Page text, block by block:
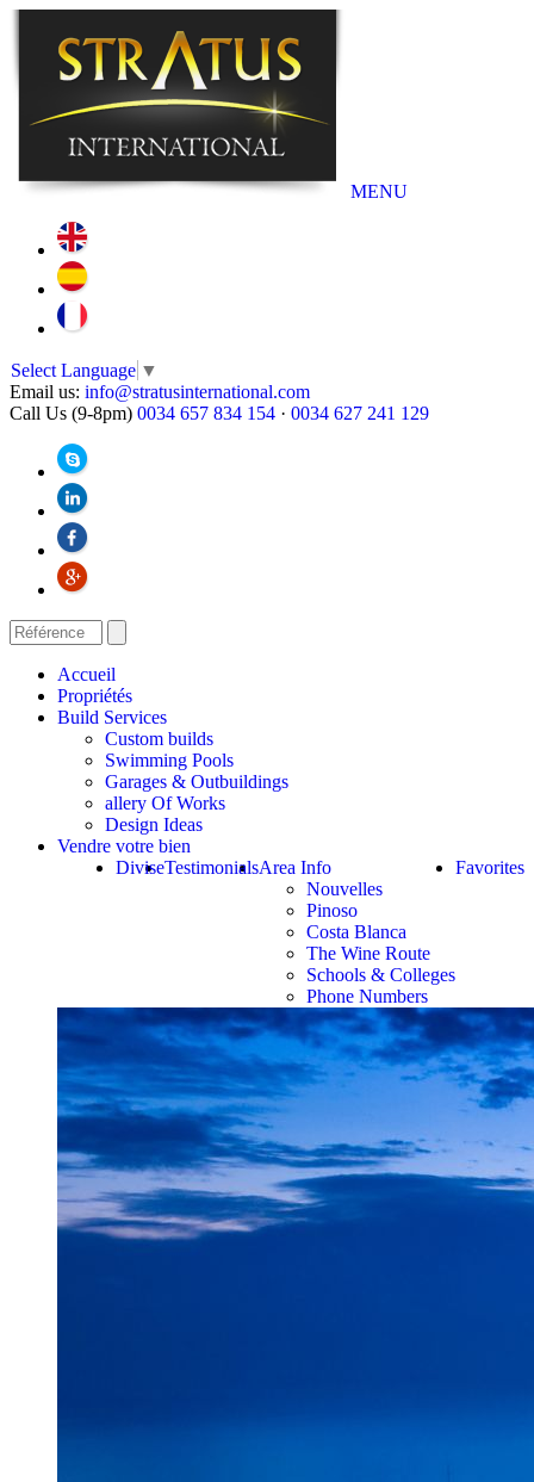
MENU
Select Language ▼
Email us: info@stratusinternational.com
Call Us (9-8pm) 0034 657 834 154 · 0034 627 241 129
Accueil
Propriétés
Build Services
Custom builds
Swimming Pools
Garages & Outbuildings
allery Of Works
Design Ideas
Vendre votre bien
Favorites
Area Info
Nouvelles
Pinoso
Costa Blanca
The Wine Route
Schools & Colleges
Phone Numbers
Testimonials
Divise